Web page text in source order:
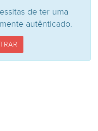
de ter uma
autênticado.